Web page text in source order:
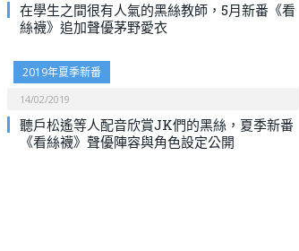
在學生之間很有人氣的黑絲教師，5月新番《看
絲襪》追加聲優茅野愛衣
2019年夏季新番
14/02/2019
聽戶松遙等人配音欣賞JK們的黑絲，夏季新番
《看絲襪》聲優陣容與角色設定公開